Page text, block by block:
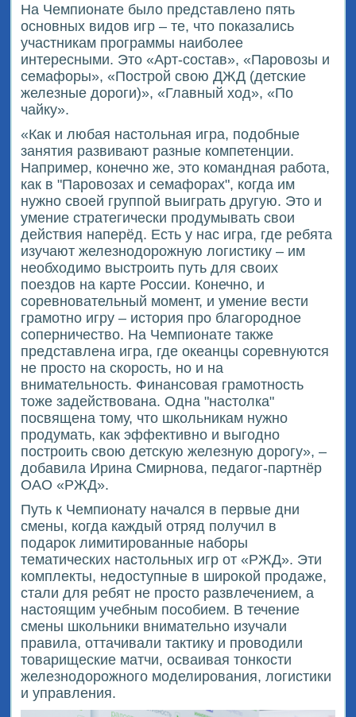
На Чемпионате было представлено пять
основных видов игр – те, что показались
участникам программы наиболее
интересными. Это «Арт-состав», «Паровозы и
семафоры», «Построй свою ДЖД (детские
железные дороги)», «Главный ход», «По
чайку».
«Как и любая настольная игра, подобные
занятия развивают разные компетенции.
Например, конечно же, это командная работа,
как в "Паровозах и семафорах", когда им
нужно своей группой выиграть другую. Это и
умение стратегически продумывать свои
действия наперёд. Есть у нас игра, где ребята
изучают железнодорожную логистику – им
необходимо выстроить путь для своих
поездов на карте России. Конечно, и
соревновательный момент, и умение вести
грамотно игру – история про благородное
соперничество. На Чемпионате также
представлена игра, где океанцы соревнуются
не просто на скорость, но и на
внимательность. Финансовая грамотность
тоже задействована. Одна "настолка"
посвящена тому, что школьникам нужно
продумать, как эффективно и выгодно
построить свою детскую железную дорогу», –
добавила Ирина Смирнова, педагог-партнёр
ОАО «РЖД».
Путь к Чемпионату начался в первые дни
смены, когда каждый отряд получил в
подарок лимитированные наборы
тематических настольных игр от «РЖД». Эти
комплекты, недоступные в широкой продаже,
стали для ребят не просто развлечением, а
настоящим учебным пособием. В течение
смены школьники внимательно изучали
правила, оттачивали тактику и проводили
товарищеские матчи, осваивая тонкости
железнодорожного моделирования, логистики
и управления.